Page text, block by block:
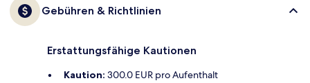
Gebühren & Richtlinien
Erstattungsfähige Kautionen
Kaution: 300.0 EUR pro Aufenthalt